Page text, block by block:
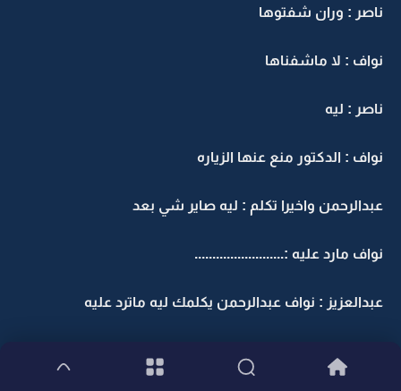
ناصر : وران شفتوها
نواف : لا ماشفناها
ناصر : ليه
نواف : الدكتور منع عنها الزياره
عبدالرحمن واخيرا تكلم : ليه صاير شي بعد
نواف مارد عليه :.........................
عبدالعزيز : نواف عبدالرحمن يكلمك ليه ماترد عليه